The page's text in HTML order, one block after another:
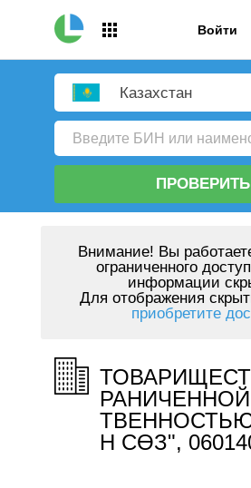
Войти
Казахстан
ПРОВЕРИТЬ
Внимание! Вы
ограниченного
информации
Для отображения
приобретите
Н СӨЗ",